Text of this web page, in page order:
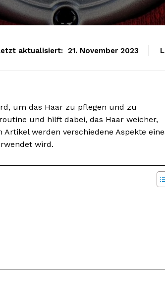
aktualisiert: 21. November 2023
um das Haar zu pflegen und zu
und hilft dabei, das Haar weicher,
werden verschiedene Aspekte
wird.